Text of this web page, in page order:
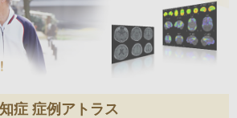
症 症例アトラス